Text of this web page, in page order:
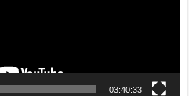
03:40:33